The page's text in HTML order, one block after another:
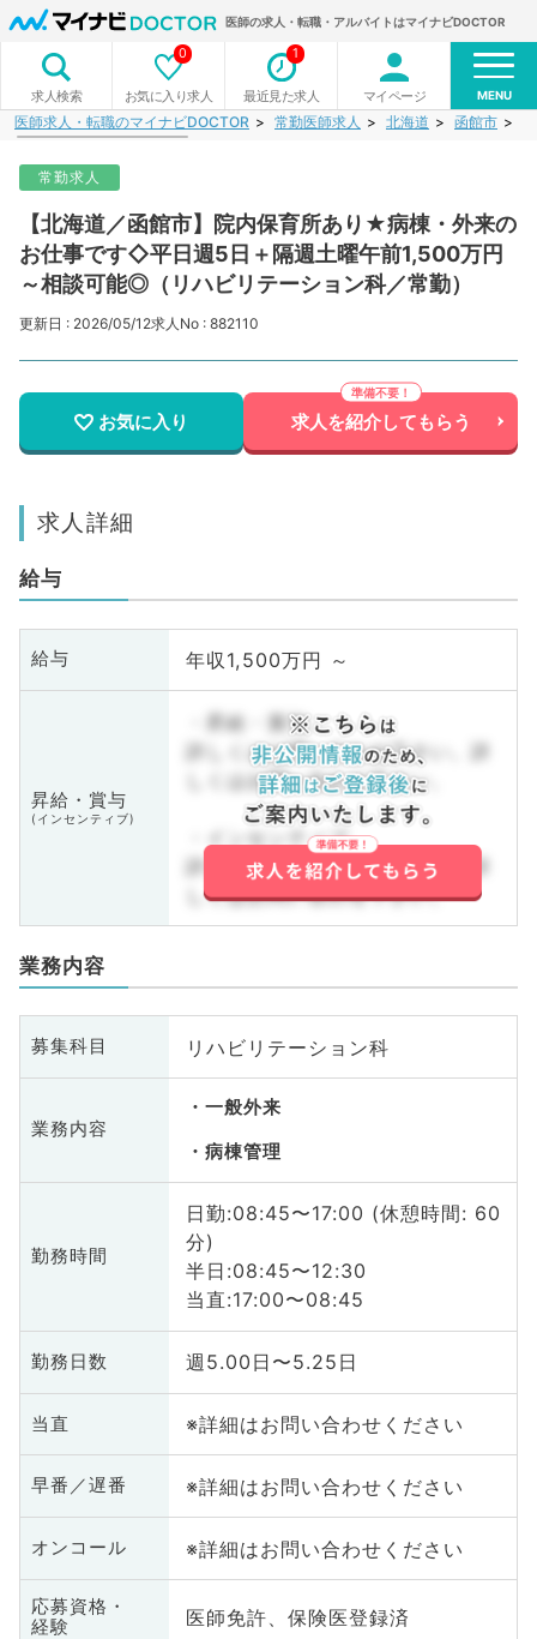
医師の求人・転職・アルバイトはマイナビDOCTOR
求人検索 お気に入り求人
0
最近見た求人
1
マイページ MENU
医師求人・転職のマイナビDOCTOR 常勤医師求人 北海道 函館市
常勤求人
【北海道／函館市】院内保育所あり★病棟・外来の
お仕事です◇平日週5日＋隔週土曜午前1,500万円
～相談可能◎（リハビリテーション科／常勤）
更新日 : 2026/05/12求人No : 882110
お気に入り 求人を紹介してもらう
求人詳細
給与
給与 年収1,500万円 ～
昇給・賞与
(インセンティブ)
・昇給・賞与
詳しくはお問い合わせ下さい。詳
しくはお問い合わせ下さい。
・インセンティブ
詳しくはお問い合わせ下さい。詳
しくはお問い合わせ下さい。
業務内容
募集科目 リハビリテーション科
業務内容
一般外来
病棟管理
勤務時間
日勤:08:45〜17:00 (休憩時間: 60
分)
半日:08:45〜12:30
当直:17:00〜08:45
勤務日数 週5.00日〜5.25日
当直 ※詳細はお問い合わせください
早番／遅番 ※詳細はお問い合わせください
オンコール ※詳細はお問い合わせください
応募資格・
経験
医師免許、保険医登録済